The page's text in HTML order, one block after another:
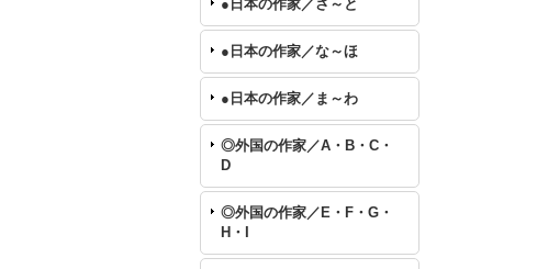
●日本の作家／さ～と
●日本の作家／な～ほ
●日本の作家／ま～わ
◎外国の作家／A・B・C・
D
◎外国の作家／E・F・G・
H・I